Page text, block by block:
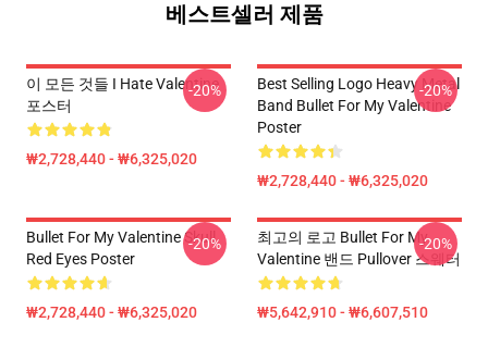
베스트셀러 제품
이 모든 것들 I Hate Valentine
포스터
₩2,728,440 - ₩6,325,020
-20%
Best Selling Logo Heavy Metal
Band Bullet For My Valentine
Poster
₩2,728,440 - ₩6,325,020
-20%
Bullet For My Valentine Skull
Red Eyes Poster
₩2,728,440 - ₩6,325,020
-20%
최고의 로고 Bullet For My
Valentine 밴드 Pullover 스웨터
₩5,642,910 - ₩6,607,510
-20%